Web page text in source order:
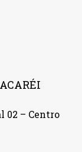
02 – Centro